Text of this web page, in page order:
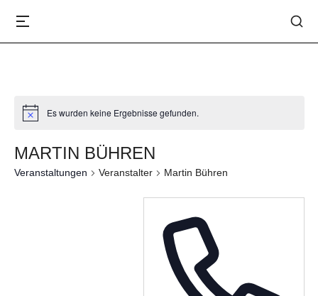
Notice Es wurden keine Ergebnisse gefunden.
MARTIN BÜHREN
Veranstaltungen Veranstalter Martin Bühren